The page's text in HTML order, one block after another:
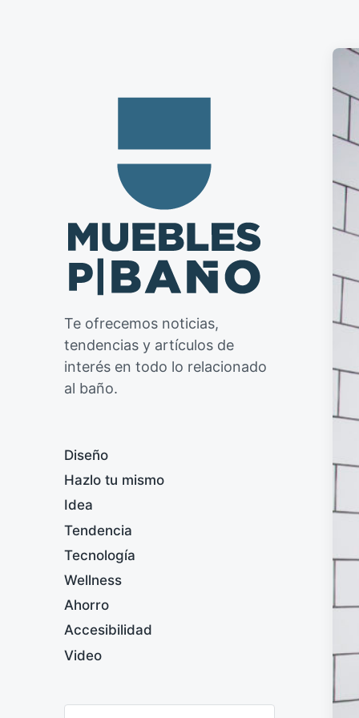
Te ofrecemos noticias,
tendencias y artículos de
interés en todo lo relacionado
al baño.
Diseño
Hazlo tu mismo
Idea
Tendencia
Tecnología
Wellness
Ahorro
Accesibilidad
Video